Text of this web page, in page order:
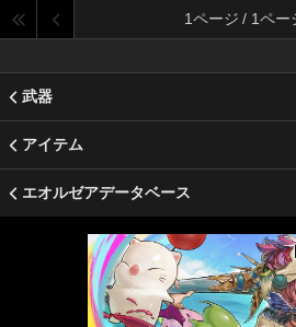
1ページ / 1ペー
武器
アイテム
エオルゼアデータベース